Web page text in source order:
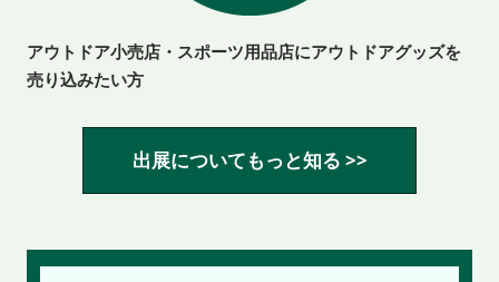
アウトドア小売店・スポーツ用品店にアウトドアグッズを
売り込みたい方
出展についてもっと知る >>